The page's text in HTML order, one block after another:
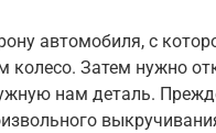
автомобиля, с
Затем нужно
нам деталь.